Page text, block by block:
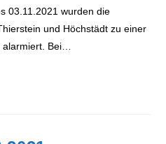
03.11.2021 wurden die
und Höchstädt zu einer
Bei…